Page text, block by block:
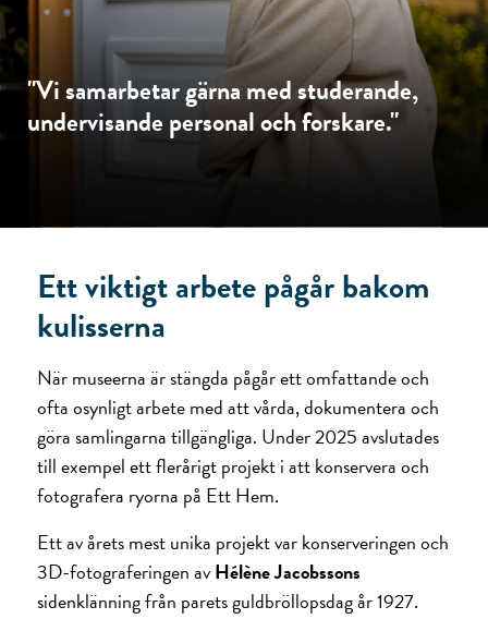
"Visamarbetargärnamedstuderande,
undervisandepersonalochforskare."
Ett viktigt arbete pågår bakom
kulisserna
När museerna är stängda pågår ett omfattande och
ofta osynligt arbete med att vårda, dokumentera och
göra samlingarna tillgängliga. Under 2025 avslutades
till exempel ett flerårigt projekt i att konservera och
fotografera ryorna på Ett Hem.
Ett av årets mest unika projekt var konserveringen och
3D-fotograferingen avHélène Jacobssons
sidenklänning från parets guldbröllopsdag år 1927.